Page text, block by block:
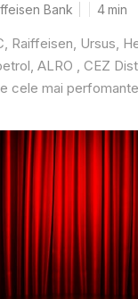
Bank 4min
Raiffeisen, Ursus,
ALRO , CEZ
cele mai